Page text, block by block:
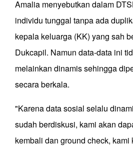
Amalia menyebutkan dalam
individu tunggal tanpa ada
kepala keluarga (KK) yang sah
Dukcapil. Namun data-data ini
melainkan dinamis sehingga
secara berkala.
"Karena data sosial selalu
sudah berdiskusi, kami akan
kembali dan ground check,